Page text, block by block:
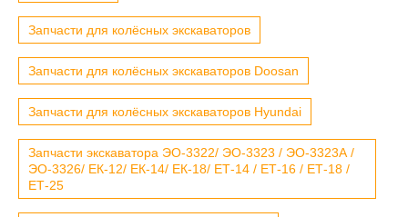
Запчасти для колёсных экскаваторов
Запчасти для колёсных экскаваторов Doosan
Запчасти для колёсных экскаваторов Hyundai
Запчасти экскаватора ЭО-3322/ ЭО-3323 / ЭО-3323А /
ЭО-3326/ ЕК-12/ ЕК-14/ ЕК-18/ ЕТ-14 / ЕТ-16 / ЕТ-18 /
ЕТ-25